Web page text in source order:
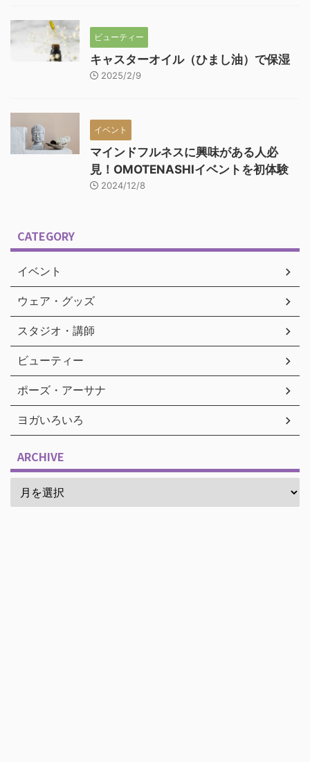
ビューティー
キャスターオイル（ひまし油）で保湿
2025/2/9
イベント
マインドフルネスに興味がある人必
見！OMOTENASHIイベントを初体験
2024/12/8
CATEGORY
イベント
ウェア・グッズ
スタジオ・講師
ビューティー
ポーズ・アーサナ
ヨガいろいろ
ARCHIVE